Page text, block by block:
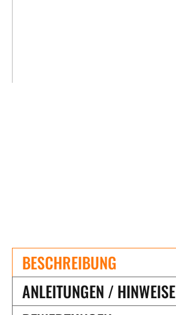
BESCHREIBUNG
ANLEITUNGEN / HINWEISE